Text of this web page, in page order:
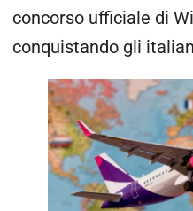
concorso ufficiale di
conquistando gli